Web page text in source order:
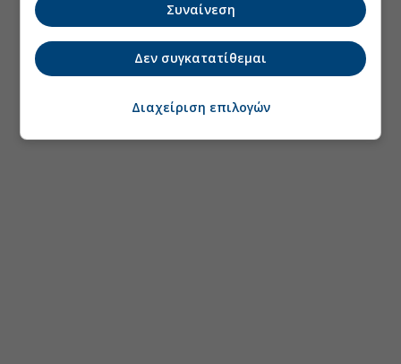
Συναίνεση
Δεν συγκατατίθεμαι
Διαχείριση επιλογών